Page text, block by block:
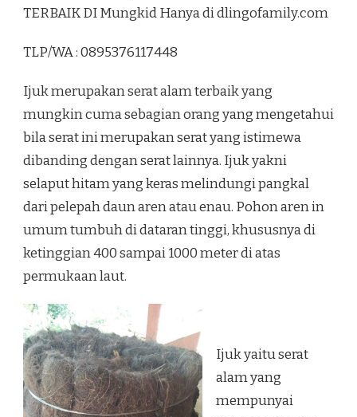
ATAP
TERBAIK DI Mungkid Hanya di dlingofamily.com
TLP/WA : 0895376117448
Ijuk merupakan serat alam terbaik yang
mungkin cuma sebagian orang yang mengetahui
bila serat ini merupakan serat yang istimewa
dibanding dengan serat lainnya. Ijuk yakni
selaput hitam yang keras melindungi pangkal
dari pelepah daun aren atau enau. Pohon aren in
umum tumbuh di dataran tinggi, khususnya di
ketinggian 400 sampai 1000 meter di atas
permukaan laut.
Ijuk yaitu serat
alam yang
mempunyai